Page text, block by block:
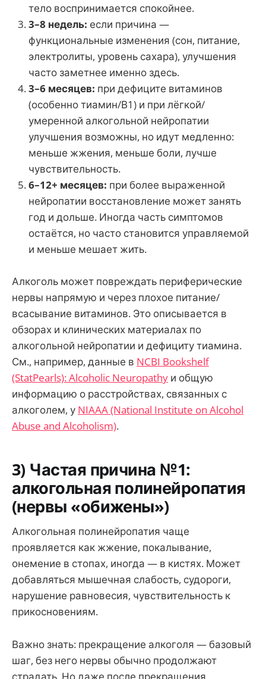
тело воспринимается спокойнее.
3–8 недель: если причина —
функциональные изменения (сон, питание,
электролиты, уровень сахара), улучшения
часто заметнее именно здесь.
3–6 месяцев: при дефиците витаминов
(особенно тиамин/В1) и при лёгкой/
умеренной алкогольной нейропатии
улучшения возможны, но идут медленно:
меньше жжения, меньше боли, лучше
чувствительность.
6–12+ месяцев: при более выраженной
нейропатии восстановление может занять
год и дольше. Иногда часть симптомов
остаётся, но часто становится управляемой
и меньше мешает жить.
Алкоголь может повреждать периферические
нервы напрямую и через плохое питание/
всасывание витаминов. Это описывается в
обзорах и клинических материалах по
алкогольной нейропатии и дефициту тиамина.
См., например, данные в NCBI Bookshelf
(StatPearls): Alcoholic Neuropathy и общую
информацию о расстройствах, связанных с
алкоголем, у NIAAA (National Institute on Alcohol
Abuse and Alcoholism).
3) Частая причина №1:
алкогольная полинейропатия
(нервы «обижены»)
Алкогольная полинейропатия чаще
проявляется как жжение, покалывание,
онемение в стопах, иногда — в кистях. Может
добавляться мышечная слабость, судороги,
нарушение равновесия, чувствительность к
прикосновениям.
Важно знать: прекращение алкоголя — базовый
шаг, без него нервы обычно продолжают
страдать. Но даже после прекращения